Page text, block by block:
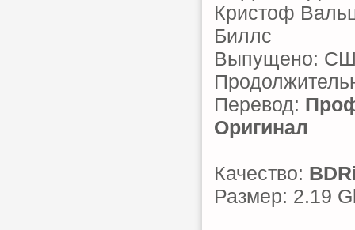
Кристоф
Биллс
Выпущено:
Перевод:
Оригинал
Качество:
Размер: 2.19